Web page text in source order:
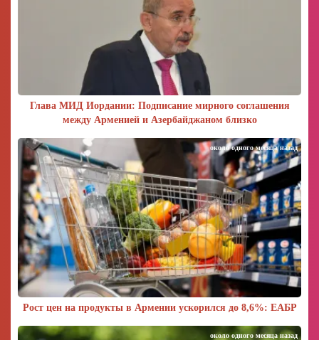
Глава МИД Иордании: Подписание мирного соглашения
между Арменией и Азербайджаном близко
Рост цен на продукты в Армении ускорился до 8,6%: ЕАБР
около одного месяца назад
около одного месяца назад